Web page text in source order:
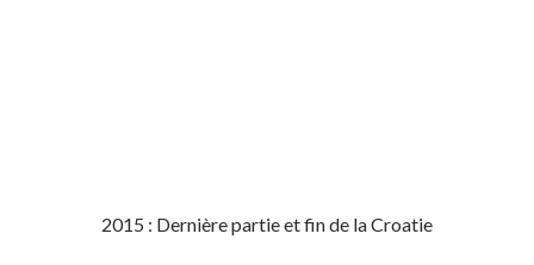
2015 : Dernière partie et fin de la Croatie